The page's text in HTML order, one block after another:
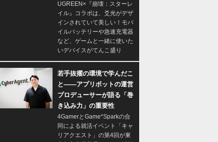
UGREEN×『崩壊：スターレ
イル』コラボは、爻光がデザ
インされていて美しい！モバ
イルバッテリーや急速充電器
など、ゲームと一緒に使いた
いデバイスがてんこ盛り
若手抜擢の環境で学んだこ
と――アプリボットの運営
プロデューサーが語る「巻
き込み力」の重要性
4GamerとGame*Sparkの合
同による就活イベント「キャ
リアクエスト」の第4回が東